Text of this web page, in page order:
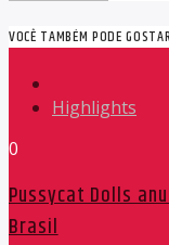
VOCÊ TAMBÉM PODE
Highlights
0
Pussycat Dolls
Brasil